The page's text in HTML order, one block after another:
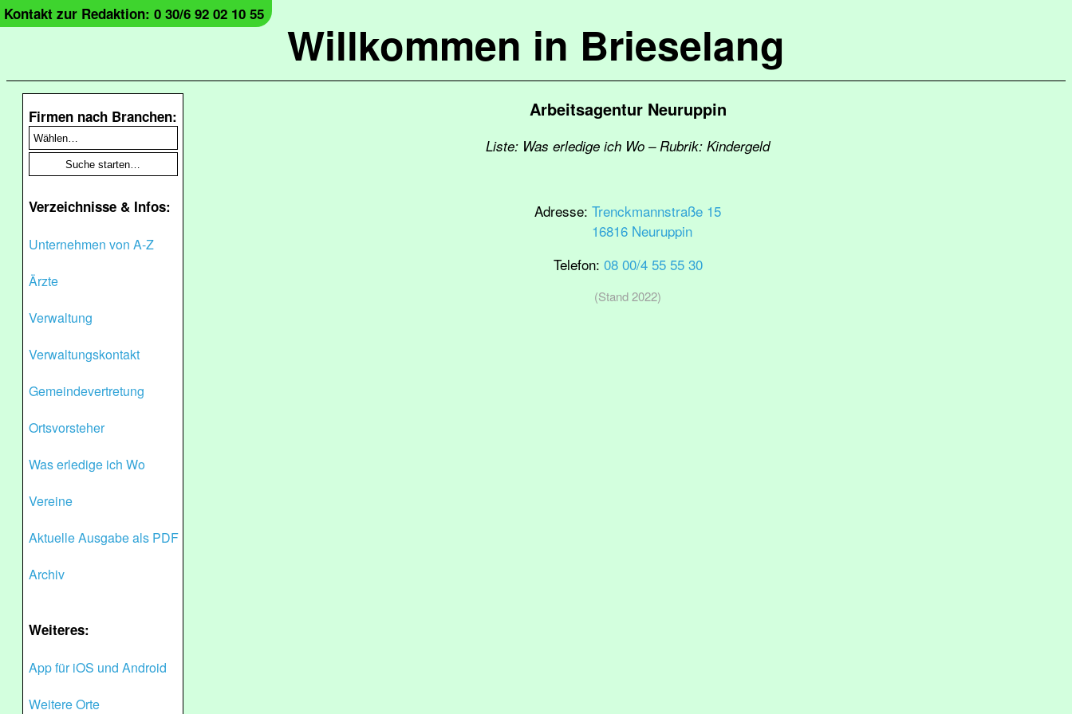
Willkommen in Brieselang
Kontakt zur Redaktion: 0 30/6 92 02 10 55
Firmen nach Branchen:
Verzeichnisse & Infos:
Unternehmen von A-Z
Ärzte
Verwaltung
Verwaltungskontakt
Gemeindevertretung
Ortsvorsteher
Was erledige ich Wo
Vereine
Aktuelle Ausgabe als PDF
Archiv
Weiteres:
App für iOS und Android
Weitere Orte
Arbeitsagentur Neuruppin
Liste: Was erledige ich Wo – Rubrik: Kindergeld
Adresse: Trenckmannstraße 15
16816 Neuruppin
Telefon: 08 00/4 55 55 30
(Stand 2022)